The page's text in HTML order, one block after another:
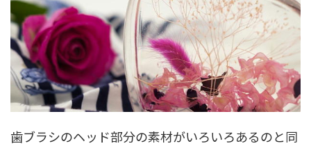
歯ブラシのヘッド部分の素材がいろいろあるのと同